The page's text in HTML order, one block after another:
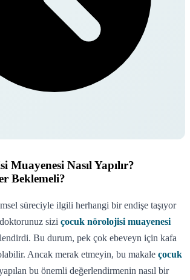
Muayenesi Nasıl Yapılır?
Beklemeli?
süreciyle ilgili herhangi bir endişe taşıyor
sizi çocuk nörolojisi muayenesi
Bu durum, pek çok ebeveyn için kafa
olabilir. Ancak merak etmeyin, bu makale çocuk
bu önemli değerlendirmenin nasıl bir